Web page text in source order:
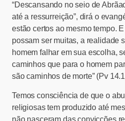
“Descansando no seio de
até a ressurreição”, dirá o
estão certos ao mesmo tempo.
possam ser muitas, a realidade
homem falhar em sua escolha,
caminhos que para o homem
são caminhos de morte” (Pv
Temos consciência de que o
religiosas tem produzido até
não nasceram das convicções